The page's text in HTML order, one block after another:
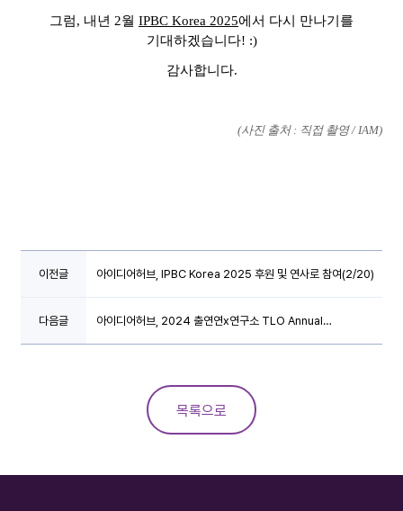
그럼, 내년 2월 IPBC Korea 2025에서 다시 만나기를
기대하겠습니다! :)
감사합니다.
(사진 출처 : 직접 촬영 / IAM)
이전글 아이디어허브, IPBC Korea 2025 후원 및 연사로 참여(2/20)
다음글
아이디어허브, 2024 출연연x연구소 TLO Annual
목록으로